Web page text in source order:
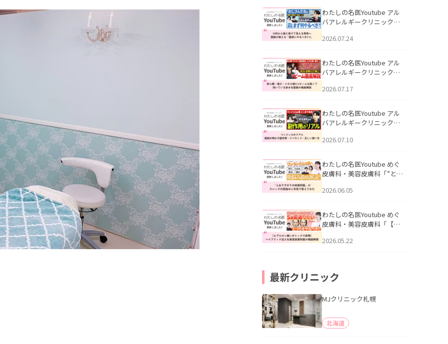
わたしの名医Youtube アル
バアレルギークリニック札
える男性へ｜医師が教える
公開いたしました。
2026.07.24
わたしの名医Youtube アル
バアレルギークリニック札
跡にVビームは効く？向いて
説」を公開いたしました。
2026.07.17
わたしの名医Youtube アル
バアレルギークリニック札
医師が明かす副作用・リバ
公開いたしました。
2026.07.10
わたしの名医Youtube めぐ
皮膚科・美容皮膚科「”とお
ッズの肌悩みに本気で答え
た。
2026.06.05
わたしの名医Youtube めぐ
皮膚科・美容皮膚科「【ヒ
用】ハイブリッド注入を美
2026.05.22
最新クリニック
MJクリニック札幌
北海道